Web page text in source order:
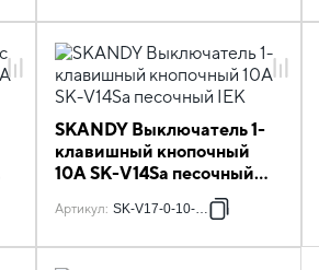
SKANDY Выключатель 1-
клавишный кнопочный
10А SK-V14Sa песочный
Артикул: SK-V17-0-10-K98